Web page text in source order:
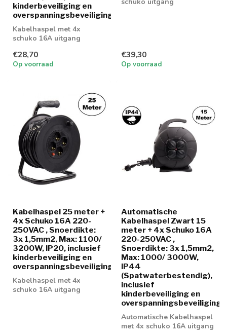
kinderbeveiliging en
overspanningsbeveiliging
Kabelhaspel met 4x
schuko 16A uitgang
€28,70
Op voorraad
schuko uitgang
€39,30
Op voorraad
Kabelhaspel 25 meter +
4x Schuko 16A 220-
250VAC , Snoerdikte:
3x 1,5mm2, Max: 1100/
3200W, IP20, inclusief
kinderbeveiliging en
overspanningsbeveiliging
Kabelhaspel met 4x
schuko 16A uitgang
Automatische
Kabelhaspel Zwart 15
meter + 4x Schuko 16A
220-250VAC ,
Snoerdikte: 3x 1,5mm2,
Max: 1000/ 3000W,
IP44
(Spatwaterbestendig),
inclusief
kinderbeveiliging en
overspanningsbeveiliging
Automatische Kabelhaspel
met 4x schuko 16A uitgang